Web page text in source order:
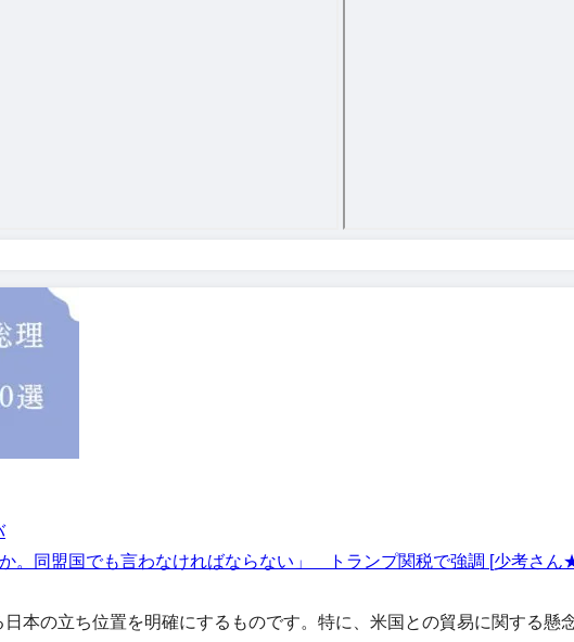
か。同盟国でも言わなければならない」 トランプ関税で強調 [少考さん
本の立ち位置を明確にするものです。特に、米国との貿易に関する懸